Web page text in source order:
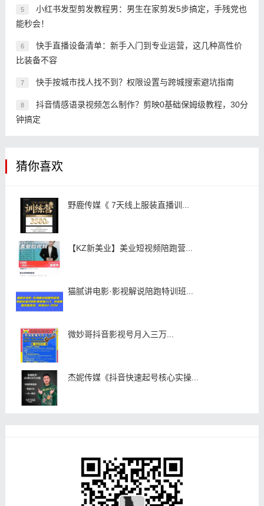
5
小红书发型剪发教程男：男生在家剪发5步搞定，手残党也
能秒会！
6
快手直播设备清单：新手入门到专业运营，这几种高性价
比装备不容
7 快手按城市找人找不到？权限设置与跨城搜索避坑指南
8
抖音情感语录视频怎么制作？剪映0基础保姆级教程，30分
钟搞定
猜你喜欢
野鹿传媒《 7天线上服装直播训...
【KZ新美业】美业短视频陪跑营...
猫腻讲电影·影视解说陪跑特训班...
微妙哥抖音影视号月入三万...
杰妮传媒《抖音快速起号核心实操...